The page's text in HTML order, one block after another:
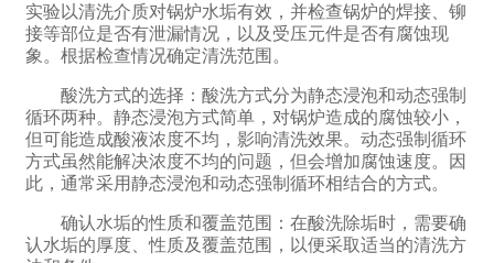
实验以清洗介质对锅炉水垢有效，‌并检查锅炉的焊接、‌铆
接等部位是否有泄漏情况，‌以及受压元件是否有腐蚀现
象。‌根据检查情况确定清洗范围。
酸洗方式的选择：‌酸洗方式分为静态浸泡和动态强制
循环两种。‌静态浸泡方式简单，‌对锅炉造成的腐蚀较小，‌
但可能造成酸液浓度不均，‌影响清洗效果。‌动态强制循环
方式虽然能解决浓度不均的问题，‌但会增加腐蚀速度。‌因
此，‌通常采用静态浸泡和动态强制循环相结合的方式。
确认水垢的性质和覆盖范围：‌在酸洗除垢时，‌需要确
认水垢的厚度、‌性质及覆盖范围，‌以便采取适当的清洗方